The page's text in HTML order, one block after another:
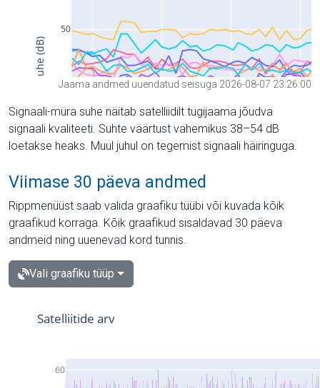
Jaama andmed uuendatud seisuga 2026-08-07 23:26:00
Signaali-müra suhe näitab satelliidilt tugijaama jõudva
signaali kvaliteeti. Suhte väärtust vahemikus 38–54 dB
loetakse heaks. Muul juhul on tegemist signaali häiringuga.
Viimase 30 päeva andmed
Rippmenüüst saab valida graafiku tüübi või kuvada kõik
graafikud korraga. Kõik graafikud sisaldavad 30 päeva
andmeid ning uuenevad kord tunnis.
Vali graafiku tüüp
60
Satelliitide arv